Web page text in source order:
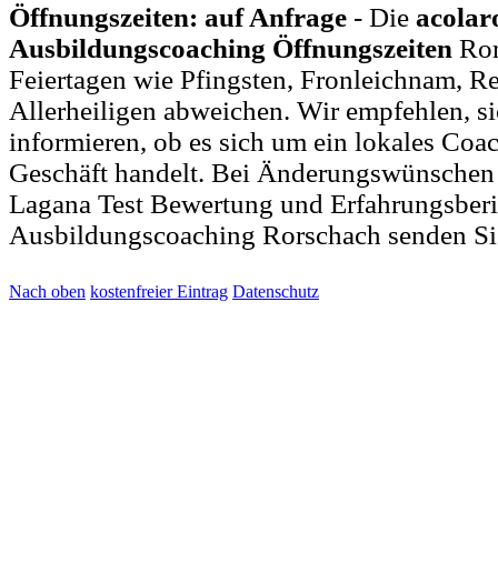
Öffnungszeiten: auf Anfrage - Die
Ausbildungscoaching Öffnungszeiten
Feiertagen wie Pfingsten, Fronleichnam,
Allerheiligen abweichen. Wir empfehlen,
informieren, ob es sich um ein lokales
Geschäft handelt. Bei
Lagana Test Bewertung und
Ausbildungscoaching Rorschach senden
Nach oben kostenfreier Eintrag Datenschutz